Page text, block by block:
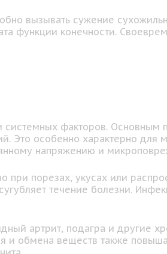
вызывать сужение
функции конечности.
системных факторов.
Это особенно характерно для
напряжению и
порезах, укусах или
течение болезни.
артрит, подагра и другие
обмена веществ также